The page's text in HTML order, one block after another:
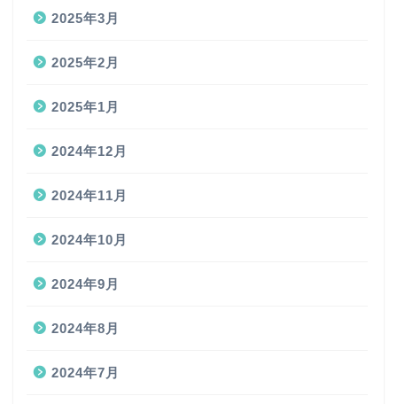
2025年3月
2025年2月
2025年1月
2024年12月
2024年11月
2024年10月
2024年9月
2024年8月
2024年7月